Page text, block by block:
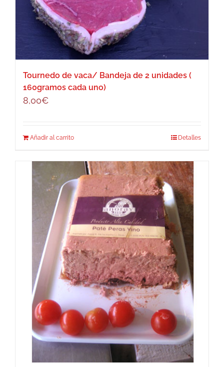
Tournedo de vaca/ Bandeja de 2 unidades (
160gramos cada uno)
8,00€
Añadir al carrito Detalles